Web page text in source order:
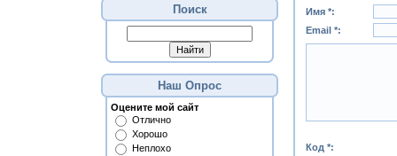
Поиск
Наш Опрос
Оцените мой сайт
Отлично
Хорошо
Неплохо
Имя *:
Email *:
Код *: